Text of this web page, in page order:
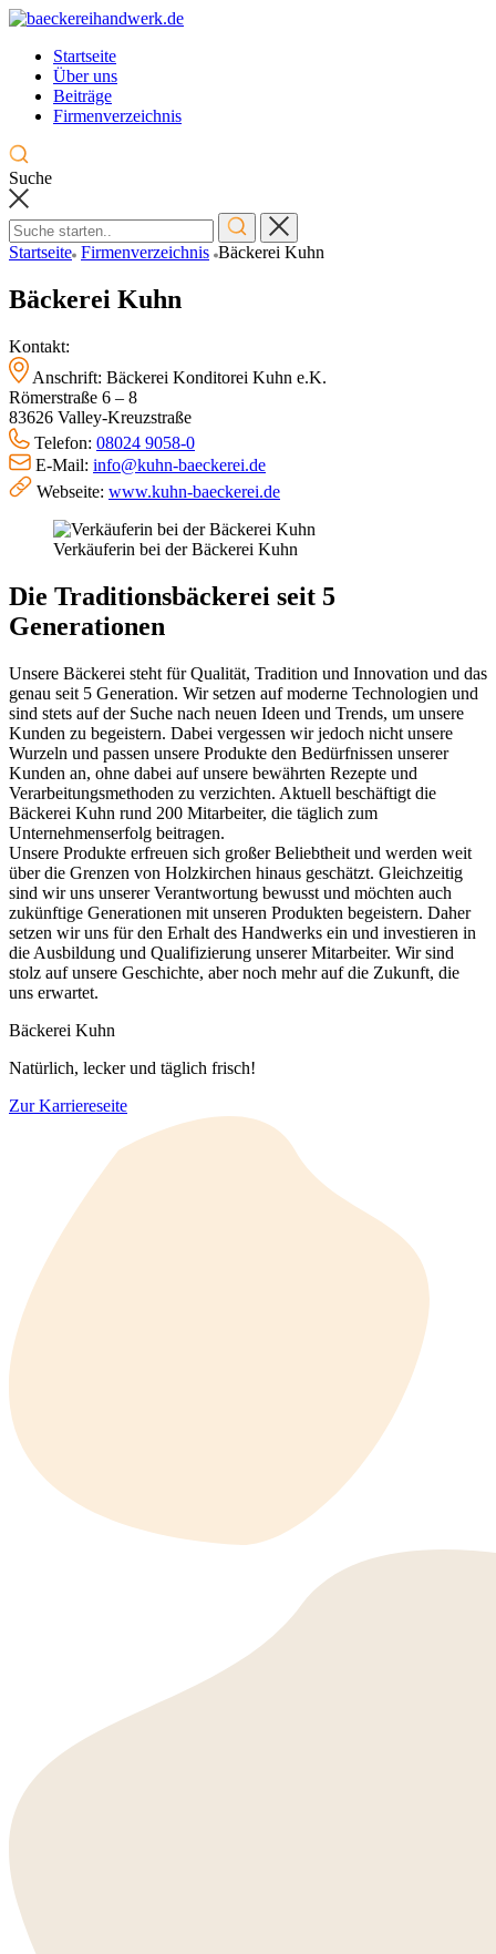
Skip
contentStartseite
Über uns
Beiträge
Firmenverzeichnis
Suche
Startseite Firmenverzeichnis Bäckerei Kuhn
Bäckerei Kuhn
Kontakt:
Anschrift: Bäckerei Konditorei Kuhn e.K.
Römerstraße 6 – 8
83626 Valley-Kreuzstraße
Telefon: 08024 9058-0
E-Mail: info@kuhn-baeckerei.de
Webseite: www.kuhn-baeckerei.de
Verkäuferin bei der Bäckerei Kuhn
Die Traditionsbäckerei seit 5
Generationen
Unsere Bäckerei steht für Qualität, Tradition und Innovation und das
genau seit 5 Generation. Wir setzen auf moderne Technologien und
sind stets auf der Suche nach neuen Ideen und Trends, um unsere
Kunden zu begeistern. Dabei vergessen wir jedoch nicht unsere
Wurzeln und passen unsere Produkte den Bedürfnissen unserer
Kunden an, ohne dabei auf unsere bewährten Rezepte und
Verarbeitungsmethoden zu verzichten. Aktuell beschäftigt die
Bäckerei Kuhn rund 200 Mitarbeiter, die täglich zum
Unternehmenserfolg beitragen.
Unsere Produkte erfreuen sich großer Beliebtheit und werden weit
über die Grenzen von Holzkirchen hinaus geschätzt. Gleichzeitig
sind wir uns unserer Verantwortung bewusst und möchten auch
zukünftige Generationen mit unseren Produkten begeistern. Daher
setzen wir uns für den Erhalt des Handwerks ein und investieren in
die Ausbildung und Qualifizierung unserer Mitarbeiter. Wir sind
stolz auf unsere Geschichte, aber noch mehr auf die Zukunft, die
uns erwartet.
Bäckerei Kuhn
Natürlich, lecker und täglich frisch!
Zur Karriereseite